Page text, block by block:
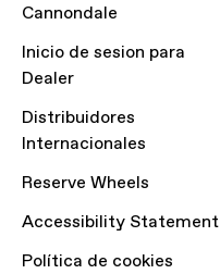
Cannondale
Inicio de sesion para
Dealer
Distribuidores
Internacionales
Reserve Wheels
Accessibility Statement
Política de cookies